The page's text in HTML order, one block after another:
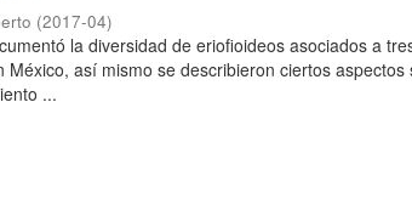
(2017-04)
la diversidad de eriofioideos asociados a
México, así mismo se describieron ciertos aspectos
...